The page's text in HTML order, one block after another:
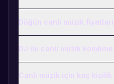
Düğün canlı müzik
DJ ile canlı müzik
Canlı müzik için kaç